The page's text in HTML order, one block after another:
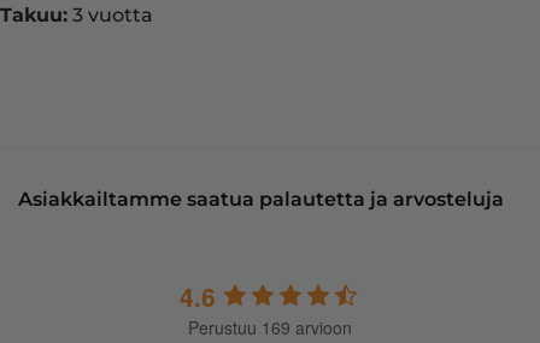
Takuu: 3 vuotta
Asiakkailtamme saatua palautetta ja arvosteluja
4.6
Perustuu 169 arvioon